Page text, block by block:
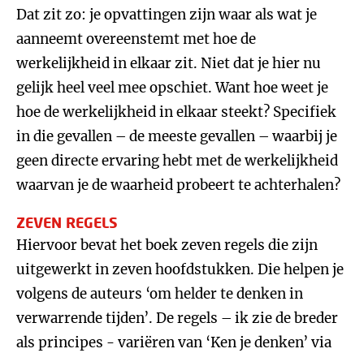
Dat zit zo: je opvattingen zijn waar als wat je
aanneemt overeenstemt met hoe de
werkelijkheid in elkaar zit. Niet dat je hier nu
gelijk heel veel mee opschiet. Want hoe weet je
hoe de werkelijkheid in elkaar steekt? Specifiek
in die gevallen – de meeste gevallen – waarbij je
geen directe ervaring hebt met de werkelijkheid
waarvan je de waarheid probeert te achterhalen?
ZEVEN REGELS
Hiervoor bevat het boek zeven regels die zijn
uitgewerkt in zeven hoofdstukken. Die helpen je
volgens de auteurs ‘om helder te denken in
verwarrende tijden’. De regels – ik zie de breder
als principes - variëren van ‘Ken je denken’ via